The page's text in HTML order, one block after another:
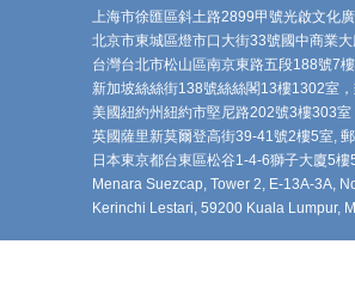
上海市徐匯區斜土路2899甲號光啟文化
北京市東城區燈市口大街33號國中商業
台灣台北市松山區南京東路五段188號7
新加坡絲絲街138號絲絲閣13樓1302室
美國紐約州紐約市堅尼路202號3樓303
英國薩里新莫爾登高街39-41號2樓5室,
日本東京都台東區松谷1-4-6獅子大廈5
Menara Suezcap, Tower 2, E-13A-3A,
Kerinchi Lestari, 59200 Kuala Lumpur,